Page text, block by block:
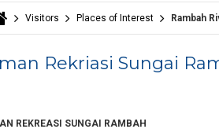
are here
Visitors Places of Interest Rambah
Rekriasi Sungai
REKREASI SUNGAI RAMBAH